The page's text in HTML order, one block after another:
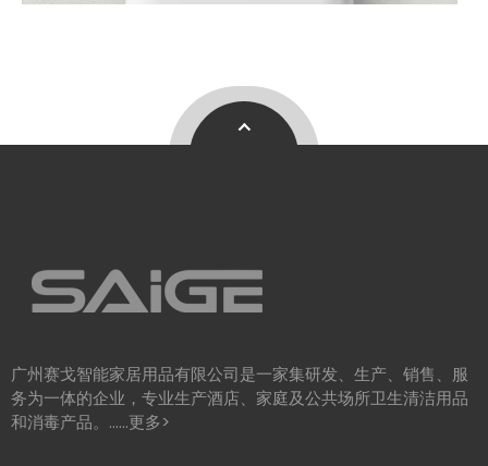
2026 年商业洗手间趋势 可持续发展
广州赛戈智能家居用品有限公司是一家集研发、生产、销售、服
务为一体的企业，专业生产酒店、家庭及公共场所卫生清洁用品
和消毒产品。……更多>